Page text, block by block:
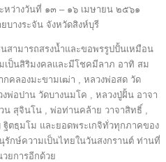
หว่างวันที่ ๑๓ – ๑๖ เมษายน ๒๕๖๑
บางระจัน จังหวัดสิงห์บุรี
สามารถสรงน้ำและขอพรรูปปั้นเหมือน
เป็นสิริมงคลและมีโชคมีลาภ อาทิ สม
กคลองมะขามเฒ่า , หลวงพ่อสด วัด
พ่อปาน วัดบางนมโค , หลวงปู่ฝั้น อาจา
สุจินโน , พ่อท่านคล้าย วาจาสิทธิ์ ,
ตธฺมโม และยอดพระเกจิทั่วทุกภาคของ
รักษ์ความเป็นไทยในวันสงกรานต์ ท่านที่
ยการอีกด้วย